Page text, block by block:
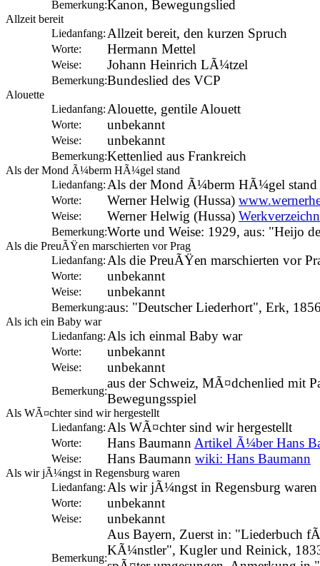
Bemerkung:Kanon, Bewegungslied
Allzeit bereit
Liedanfang: Allzeit bereit, den kurzen Spruch
Worte: Hermann Mettel
Weise: Johann Heinrich LÃ¼tzel
Bemerkung:Bundeslied des VCP
Alouette
Liedanfang: Alouette, gentile Alouett
Worte: unbekannt
Weise: unbekannt
Bemerkung:Kettenlied aus Frankreich
Als der Mond Ã¼berm HÃ¼gel stand
Liedanfang: Als der Mond Ã¼berm HÃ¼gel stand
Worte: Werner Helwig (Hussa)
Weise: Werner Helwig (Hussa)
Bemerkung:Worte und Weise: 1929, aus: "Heijo
Als die PreuÃŸen marschierten vor Prag
Liedanfang: Als die PreuÃŸen marschierten vor
Worte: unbekannt
Weise: unbekannt
Bemerkung:aus: "Deutscher Liederhort", Erk,
Als ich ein Baby war
Liedanfang: Als ich einmal Baby war
Worte: unbekannt
Weise: unbekannt
Bemerkung:
aus der Schweiz, MÃ¤dchenlied mit
Bewegungsspiel
Als WÃ¤chter sind wir hergestellt
Liedanfang: Als WÃ¤chter sind wir hergestellt
Worte: Hans Baumann Artikel Ã¼ber Hans
Weise: Hans Baumann wiki: Hans Baumann
Als wir jÃ¼ngst in Regensburg waren
Liedanfang: Als wir jÃ¼ngst in Regensburg waren
Worte: unbekannt
Weise: unbekannt
Bemerkung:
Aus Bayern, Zuerst in: "Liederbuch
KÃ¼nstler", Kugler und Reinick,